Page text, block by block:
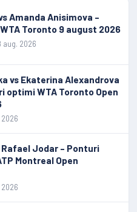
Amanda Anisimova –
Toronto 9 august 2026
aug. 2026
vs Ekaterina Alexandrova
optimi WTA Toronto Open
2026
Jodar – Ponturi
Montreal Open
2026